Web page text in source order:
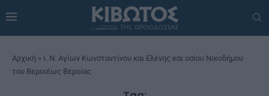
Αρχική » Ι. Ν. Αγίων Κωνσταντίνου και Ελένης και οσίου Νικοδήμου
του Βεροιέως Βεροίας